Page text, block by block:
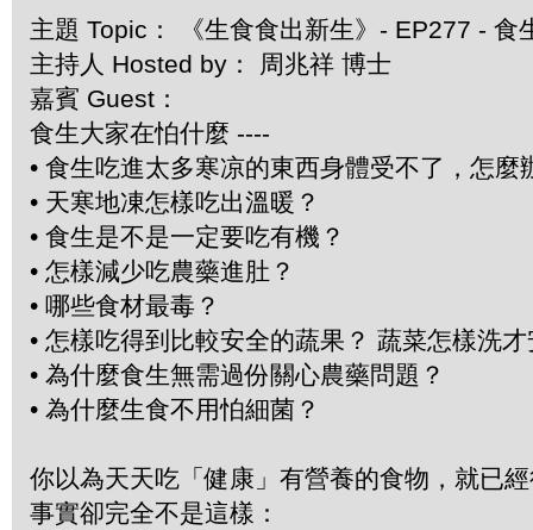
主題 Topic： 《生食食出新生》- EP277 - 食
主持人 Hosted by： 周兆祥 博士
嘉賓 Guest：
食生大家在怕什麼 ----
• 食生吃進太多寒凉的東西身體受不了，怎麼
• 天寒地凍怎樣吃出溫暖？
• 食生是不是一定要吃有機？
• 怎樣減少吃農藥進肚？
• 哪些食材最毒？
• 怎樣吃得到比較安全的蔬果？ 蔬菜怎樣洗
• 為什麼食生無需過份關心農藥問題？
• 為什麼生食不用怕細菌？
你以為天天吃「健康」有營養的食物，就已
事實卻完全不是這樣：